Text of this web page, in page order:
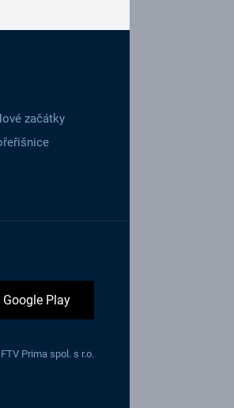
začátky
Google Play
Prima spol. s r.o.